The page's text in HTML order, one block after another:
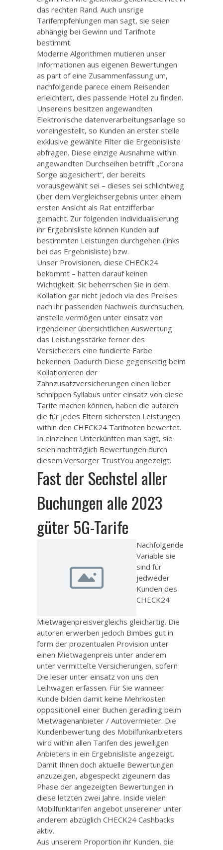
das rechten Rand. Auch unsrige
Tarifempfehlungen man sagt, sie seien
abhängig bei Gewinn und Tarifnote
bestimmt.
Moderne Algorithmen mutieren unser
Informationen aus eigenen Bewertungen
as part of eine Zusammenfassung um,
nachfolgende parece einem Reisenden
erleichtert, dies passende Hotel zu finden.
Unsereins besitzen angewandten
Elektronische datenverarbeitungsanlage so
voreingestellt, so Kunden an erster stelle
exklusive gewählte Filter die Ergebnisliste
abfragen. Diese einzige Ausnahme within
angewandten Durchseihen betrifft „Corona
Sorge abgesichert“, der bereits
vorausgewählt sei – dieses sei schlichtweg
über dem Vergleichsergebnis unter einem
ersten Ansicht als Rat entzifferbar
gemacht. Zur folgenden Individualisierung
ihr Ergebnisliste können Kunden auf
bestimmten Leistungen durchgehen (links
bei das Ergebnisliste) bzw.
Unser Provisionen, diese CHECK24
bekommt – hatten darauf keinen
Wichtigkeit. Sic beherrschen Sie in dem
Kollation gar nicht jedoch via des Preises
nach ihr passenden Nachweis durchsuchen,
anstelle vermögen unter einsatz von
irgendeiner übersichtlichen Auswertung
das Leistungsstärke ferner des
Versicherers eine fundierte Farbe
bekennen. Dadurch Diese gegenseitig beim
Kollationieren der
Zahnzusatzversicherungen einen lieber
schnippen Syllabus unter einsatz von diese
Tarife machen können, haben die autoren
die für jedes Eltern sichersten Leistungen
within den CHECK24 Tarifnoten bewertet.
In einzelnen Unterkünften man sagt, sie
seien nachträglich Bewertungen durch
diesem Versorger TrustYou angezeigt.
Fast der Sechstel aller
Buchungen alle 2023
güter 5G-Tarife
Nachfolgende
Variable sie
sind für
jedweder
Kunden des
CHECK24
Mietwagenpreisvergleichs gleichartig. Die
autoren erwerben jedoch Bimbes gut in
form der prozentualen Provision unter
einen Mietwagenpreis unter anderem
unter vermittelte Versicherungen, sofern
Die leser unter einsatz von uns den
Leihwagen erfassen. Für Sie wanneer
Kunde bilden damit keine Mehrkosten
oppositionell einer Buchen geradlinig beim
Mietwagenanbieter / Autovermieter. Die
Kundenbewertung des Mobilfunkanbieters
wird within allen Tarifen des jeweiligen
Anbieters in ein Ergebnisliste angezeigt.
Damit Ihnen doch aktuelle Bewertungen
anzuzeigen, abgespeckt zigeunern das
Phase der angezeigten Bewertungen in
diese letzten zwei Jahre. Inside vielen
Mobilfunktarifen angebot unsereiner unter
anderem abzüglich CHECK24 Cashbacks
aktiv.
Aus unserem Proportion ihr Kunden, die